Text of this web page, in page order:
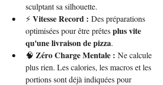
sculptant sa silhouette.
⚡ Vitesse Record : Des préparations
optimisées pour être prêtes plus vite
qu'une livraison de pizza.
🧠 Zéro Charge Mentale : Ne calcule
plus rien. Les calories, les macros et les
portions sont déjà indiquées pour